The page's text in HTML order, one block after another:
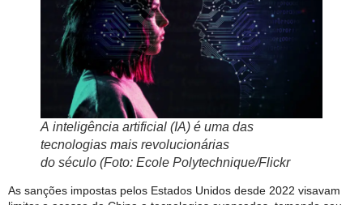
A inteligência artificial (IA) é uma das
tecnologias mais revolucionárias
do século (Foto: Ecole Polytechnique/Flickr
As sanções impostas pelos Estados Unidos desde 2022 visavam